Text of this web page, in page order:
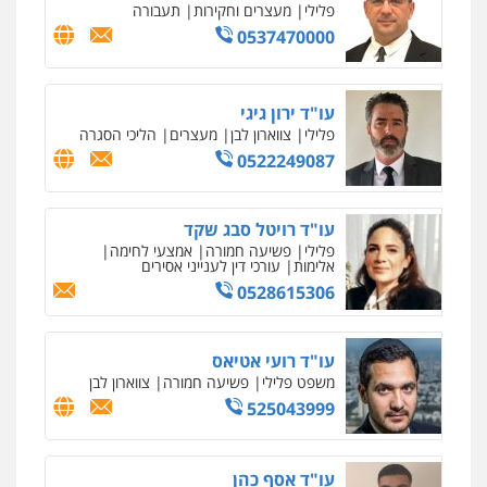
פשיעה חמורה אסירים
0509636895
עו"ד איהאב זבידאת
פלילי פשיעה חמורה ארגוני פשע עבירות
המתה עבירות מין
0509930581
עו"ד יפעת שוורץ סיל
פלילי תעבורה
0523379525
עו"ד אליה חן ברק
פלילי פשיעה חמורה ליווי וייצוג בחקירות
ומעצרים אסירים נוער
0525914163